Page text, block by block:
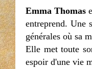
Emma Thomas
entreprend. Une
générales où sa
Elle met toute
espoir d'une vie